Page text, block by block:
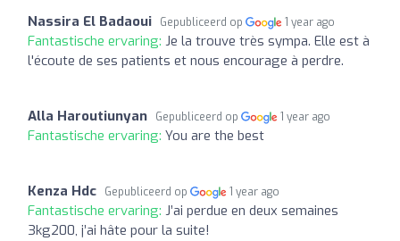
Nassira El Badaoui Gepubliceerd op 1 year ago
Fantastische ervaring: Je la trouve très sympa. Elle est à
l'écoute de ses patients et nous encourage à perdre.
Alla Haroutiunyan Gepubliceerd op 1 year ago
Fantastische ervaring: You are the best
Kenza Hdc Gepubliceerd op 1 year ago
Fantastische ervaring: J’ai perdue en deux semaines
3kg200, j’ai hâte pour la suite!